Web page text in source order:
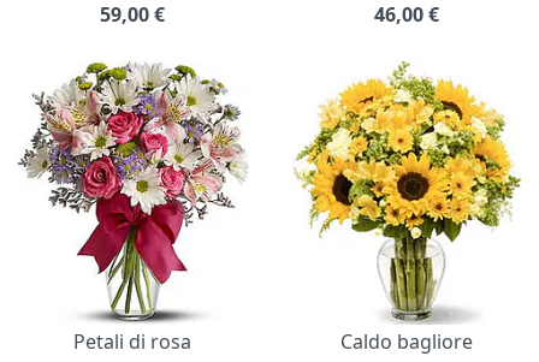
59,00€
46,00€
Petali di rosa
Caldo bagliore